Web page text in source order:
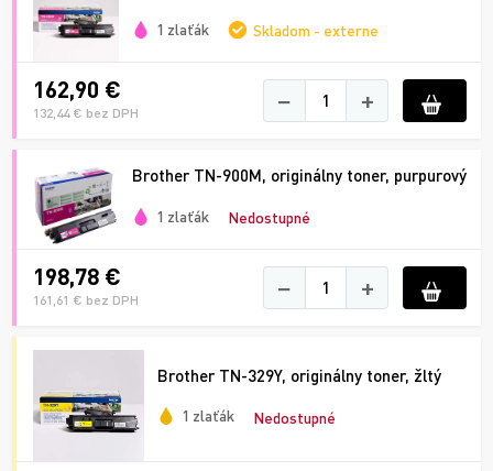
1 zlaťák Skladom - externe
162,90 €
132,44 € bez DPH − +
Brother TN-900M, originálny toner, purpurový
1 zlaťák Nedostupné
198,78 €
161,61 € bez DPH − +
Brother TN-329Y, originálny toner, žltý
1 zlaťák Nedostupné